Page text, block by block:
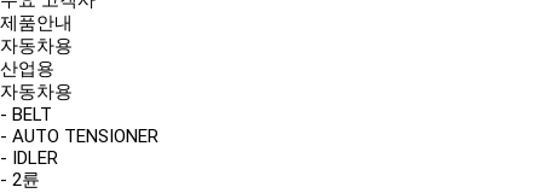
제품안내
자동차용
산업용
자동차용
- BELT
- AUTO TENSIONER
- IDLER
- 2륜